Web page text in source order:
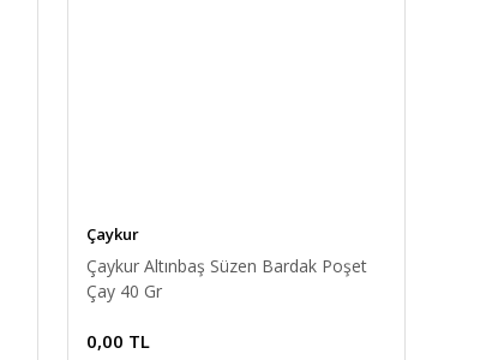
Çaykur
Çaykur Altınbaş Süzen Bardak Poşet
Çay 40 Gr
0,00 TL